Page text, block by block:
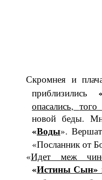
Скромнея и
приблизились
опасались,
новой беды.
«Во­ды».
«Посланник от
«Идет меж
«Истины Сын»